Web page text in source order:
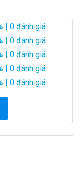
| 0 đánh giá
| 0 đánh giá
| 0 đánh giá
| 0 đánh giá
| 0 đánh giá